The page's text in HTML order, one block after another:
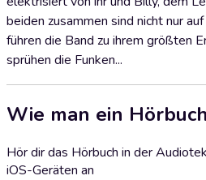
beiden zusammen sind nicht nur
führen die Band zu ihrem größten
sprühen die Funken...
Wie man ein
Hör dir das Hörbuch in der
iOS-Geräten an